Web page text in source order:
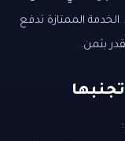
الممتازة تدفع
بثمن.